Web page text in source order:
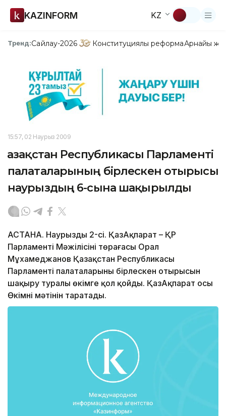
KAZINFORM KZ
Тренд:Сайлау-2026 Конституциялық реформаАрнайы
15:57, 02 Наурыз 2009
Қазақстан Республикасы Парламенті
палаталарының бірлескен отырысы
наурыздың 6-сына шақырылды
АСТАНА. Наурыздың 2-сі. ҚазАқпарат – ҚР
Парламенті Мәжілісінің төрағасы Орал
Мұхамеджанов Қазақстан Республикасы
Парламенті палаталарының бірлескен отырысын
шақыру туралы өкімге қол қойды. ҚазАқпарат осы
Өкімнің мәтінін таратады.